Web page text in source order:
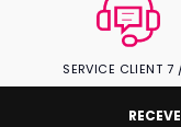
SERVICE CLIENT 7